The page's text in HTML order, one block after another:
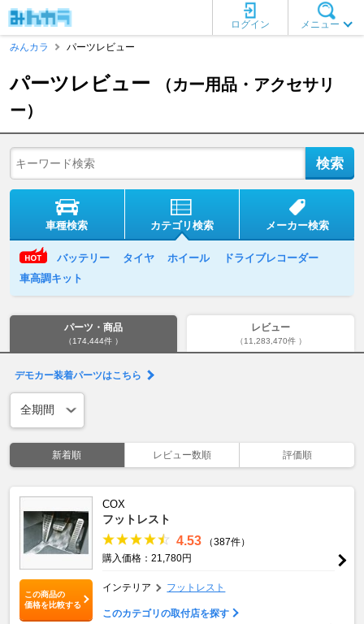
メニュー
ログイン
みんカラ
パーツレビュー
パーツレビュー
（カー用品・アクセサリ
ー）
車種検索 カテゴリ検索 メーカー検索
バッテリー タイヤ ホイール
ドライブレコーダー
車高調キット
パーツ・商品
（174,444件 ）
レビュー
（11,283,470件 ）
デモカー装着パーツはこちら
新着順 レビュー数順 評価順
この商品の
価格を比較する
COX
フットレスト
4.53
（387件）
購入価格：21,780円
インテリア フットレスト
このカテゴリの取付店を探す